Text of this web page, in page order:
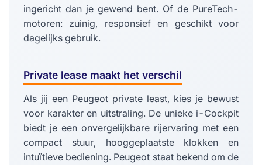
ingericht dan je gewend bent. Of de PureTech-
motoren: zuinig, responsief en geschikt voor
dagelijks gebruik.
Private lease maakt het verschil
Als jij een Peugeot private least, kies je bewust
voor karakter en uitstraling. De unieke i-Cockpit
biedt je een onvergelijkbare rijervaring met een
compact stuur, hooggeplaatste klokken en
intuïtieve bediening. Peugeot staat bekend om de